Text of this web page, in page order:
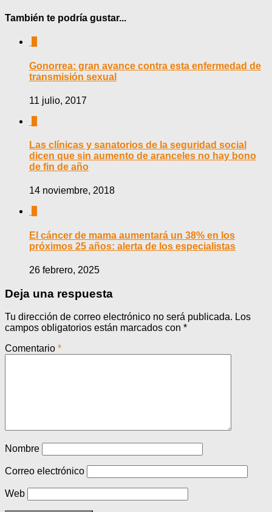
También te podría gustar...
Gonorrea: gran avance contra esta enfermedad de
transmisión sexual
11 julio, 2017
Las clínicas y sanatorios de la seguridad social
dicen que sin aumento de aranceles no hay bono
de fin de año
14 noviembre, 2018
El cáncer de mama aumentará un 38% en los
próximos 25 años: alerta de los especialistas
26 febrero, 2025
Deja una respuesta
Tu dirección de correo electrónico no será publicada. Los
campos obligatorios están marcados con *
Comentario *
Nombre
Correo electrónico
Web